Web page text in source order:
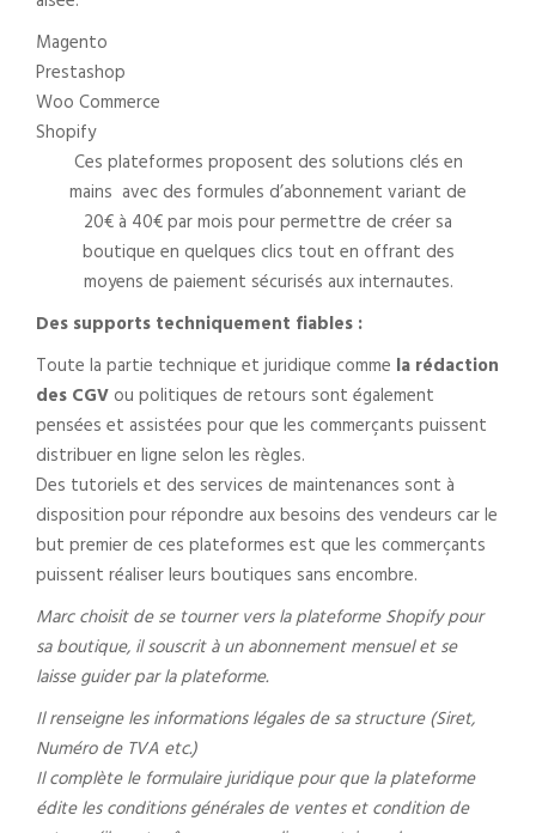
Magento
Prestashop
Woo Commerce
Shopify
Ces plateformes proposent des solutions clés en
mains avec des formules d’abonnement variant de
20€ à 40€ par mois pour permettre de créer sa
boutique en quelques clics tout en offrant des
moyens de paiement sécurisés aux internautes.
Des supports techniquement fiables :
Toute la partie technique et juridique comme la rédaction
des CGVou politiques de retours sont également
pensées et assistées pour que les commerçants puissent
distribuer en ligne selon les règles.
Des tutoriels et des services de maintenances sont à
disposition pour répondre aux besoins des vendeurs car le
but premier de ces plateformes est que les commerçants
puissent réaliser leurs boutiques sans encombre.
Marc choisit de se tourner vers la plateforme Shopify pour
sa boutique, il souscrit à un abonnement mensuel et se
laisse guider par la plateforme.
Il renseigne les informations légales de sa structure (Siret,
Numéro de TVA etc.)
Il complète le formulaire juridique pour que la plateforme
édite les conditions générales de ventes et condition de